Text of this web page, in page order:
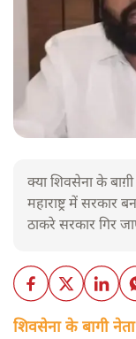
क्या शिवसेना के
महाराष्ट्र में सरकार
ठाकरे सरकार गिर
शिवसेना के बागी